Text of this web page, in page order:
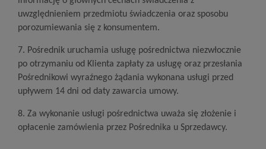
uwzględnieniem przedmiotu świadczenia oraz sposobu
porozumiewania się z konsumentem.
7. Pośrednik uruchamia usługę pośrednictwa niezwłocznie
po otrzymaniu od Klienta zapłaty za usługę oraz przesłania
Pośrednikowi wyraźnego żądania wykonana usługi przed
upływem 14 dni od daty zawarcia umowy.
8. Za wykonanie usługi pośrednictwa uważa się złożenie i
opłacenie zamówienia przez Pośrednika u Sprzedawcy.